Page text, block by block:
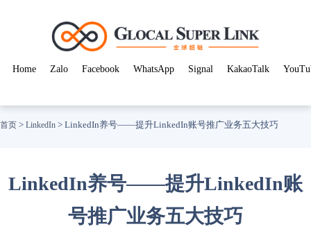
Home Zalo Facebook WhatsApp Signal KakaoTalk
首页 > LinkedIn > LinkedIn养号——提升LinkedIn账号推广业务五大技巧
LinkedIn养号——提升LinkedIn账
号推广业务五大技巧